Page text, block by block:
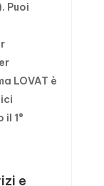
Puoi
LOVAT è
1°
e